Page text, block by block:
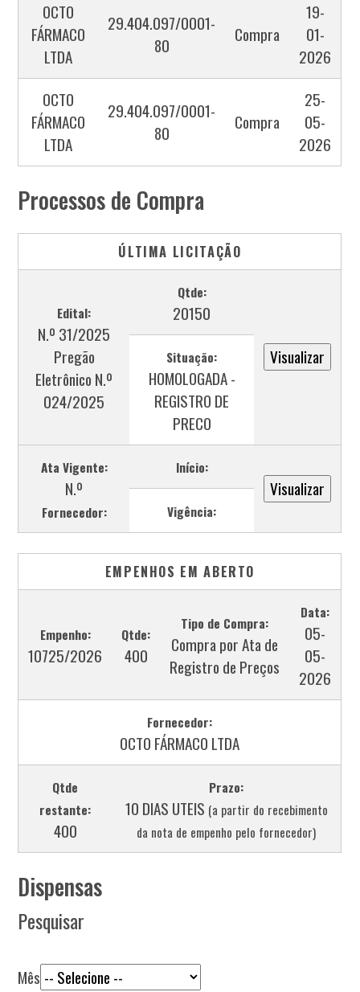
OCTO
FÁRMACO
LTDA
29.404.097/0001-
80
Compra
19-
01-
2026
OCTO
FÁRMACO
LTDA
29.404.097/0001-
80
Compra
25-
05-
2026
Processos de Compra
ÚLTIMA LICITAÇÃO
Edital:
N.º 31/2025
Pregão
Eletrônico N.º
024/2025
Qtde:
20150
Situação:
HOMOLOGADA -
REGISTRO DE
PRECO
Ata Vigente:
N.º
Fornecedor:
Início:
Vigência:
EMPENHOS EM ABERTO
Empenho:
10725/2026
Qtde:
400
Tipo de Compra:
Compra por Ata de
Registro de Preços
Data:
05-
05-
2026
Fornecedor:
OCTO FÁRMACO LTDA
Qtde
restante:
400
Prazo:
10 DIAS UTEIS (a partir do recebimento
da nota de empenho pelo fornecedor)
Dispensas
Pesquisar
Mês